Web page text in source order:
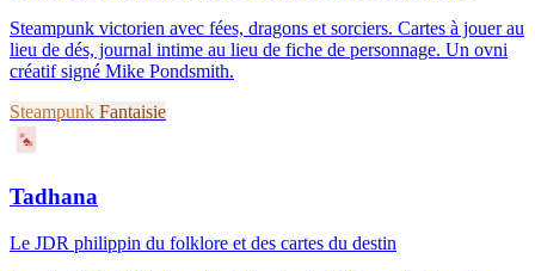
Steampunk victorien avec fées, dragons et sorciers. Cartes à jouer au
lieu de dés, journal intime au lieu de fiche de personnage. Un ovni
créatif signé Mike Pondsmith.
Steampunk Fantaisie
♠
Tadhana
Le JDR philippin du folklore et des cartes du destin